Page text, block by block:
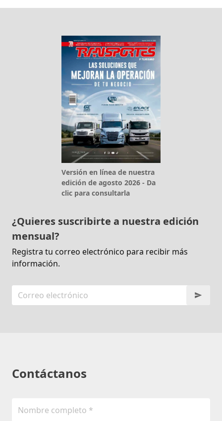
Versión en línea de nuestra
edición de agosto 2026 - Da
clic para consultarla
¿Quieres suscribirte a nuestra edición
mensual?
Registra tu correo electrónico para recibir más
información.
Contáctanos